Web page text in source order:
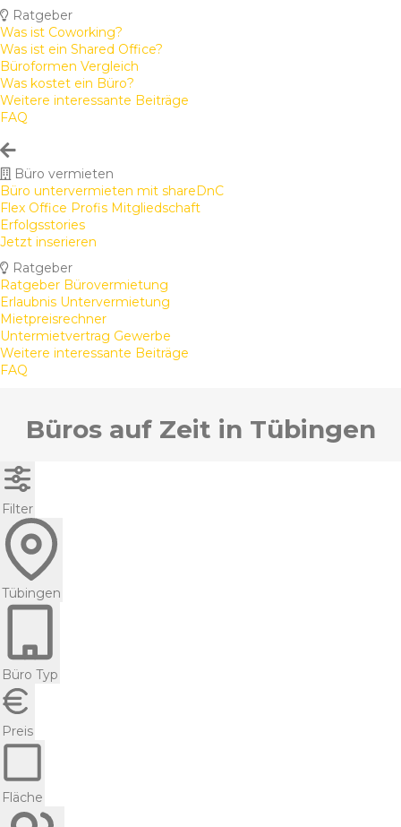
Ratgeber
Was ist Coworking?
Was ist ein Shared Office?
Büroformen Vergleich
Was kostet ein Büro?
Weitere interessante Beiträge
FAQ
Büro vermieten
Büro untervermieten mit shareDnC
Flex Office Profis Mitgliedschaft
Erfolgsstories
Jetzt inserieren
Ratgeber
Ratgeber Bürovermietung
Erlaubnis Untervermietung
Mietpreisrechner
Untermietvertrag Gewerbe
Weitere interessante Beiträge
FAQ
Büros auf Zeit in Tübingen
Filter
Tübingen
Büro Typ
Preis
Fläche